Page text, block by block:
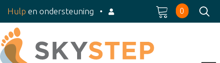
Hulp en ondersteuning • 0